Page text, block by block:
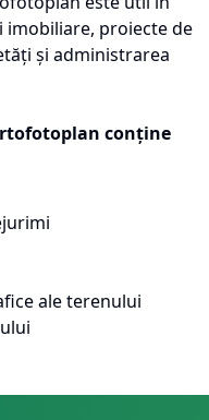
imobiliare, proiecte de
și administrarea
conține
ale terenului